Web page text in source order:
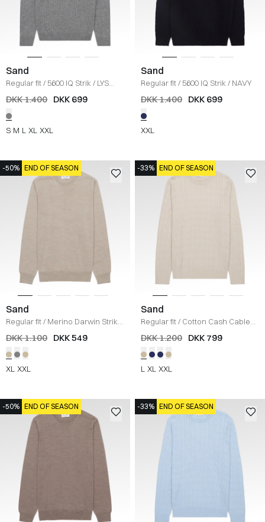
Sand
Regular fit/ 5600 IQ Strik / LYS
GRÅ
DKK 1.400 DKK 699
S M L XL XXL
Sand
Regular fit/ 5600 IQ Strik / NAVY
DKK 1.400 DKK 699
XXL
-50% END OF SEASON
Sand
Regular fit/ Merino Darwin Strik
SAND
DKK 1.100 DKK 549
XL XXL
-33% END OF SEASON
Sand
Regular fit/ Cotton Cash Cable
Strik
BEIGE
DKK 1.200 DKK 799
L XL XXL
-50% END OF SEASON -33% END OF SEASON